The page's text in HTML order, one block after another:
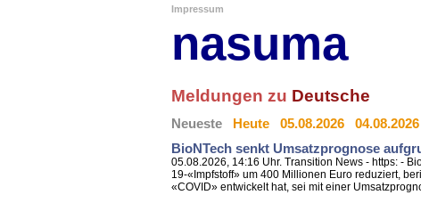
Impressum
nasuma
Meldungen zu Deutsche
Neueste Heute 05.08.2026 04.08.2026
BioNTech senkt Umsatzprognose
05.08.2026, 14:16 Uhr. Transition News - https: -
19-«Impfstoff» um 400 Millionen Euro reduziert,
«COVID» entwickelt hat, sei mit einer